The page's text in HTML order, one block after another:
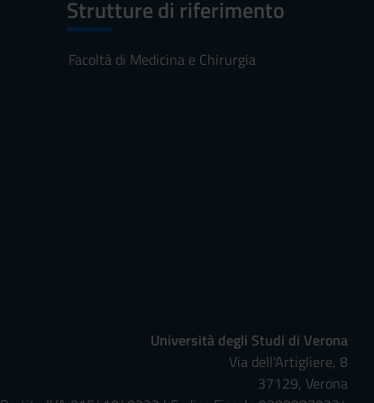
Strutture di riferimento
Facoltà di Medicina e Chirurgia
Università degli Studi di Verona
Via dell'Artigliere, 8
37129, Verona